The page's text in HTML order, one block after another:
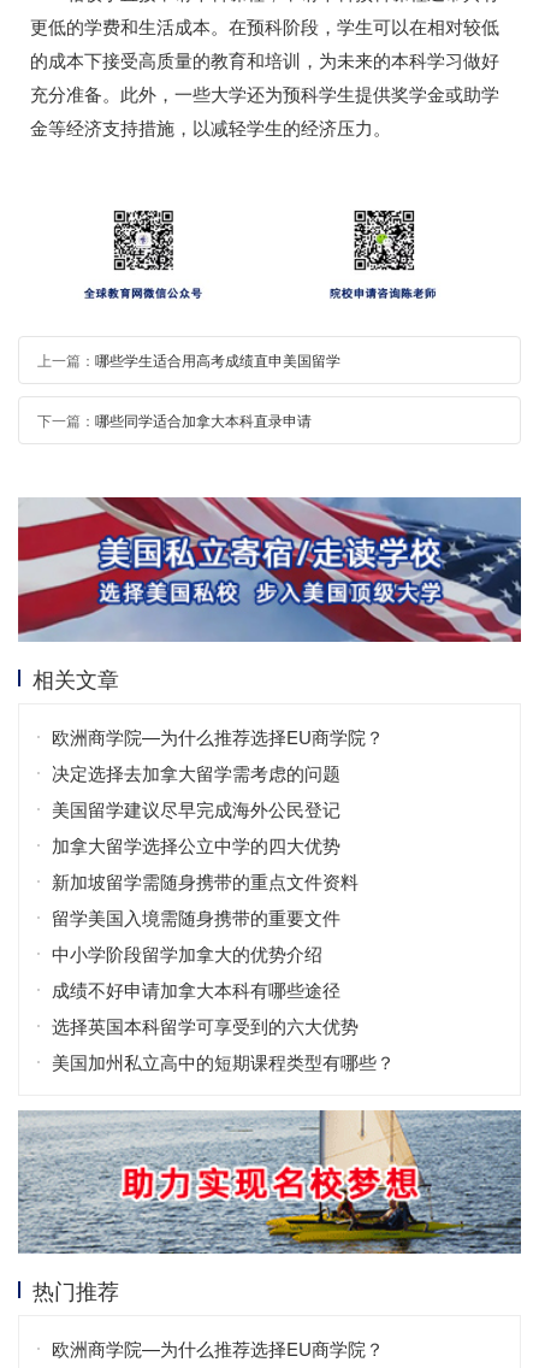
更低的学费和生活成本。在预科阶段，学生可以在相对较低
的成本下接受高质量的教育和培训，为未来的本科学习做好
充分准备。此外，一些大学还为预科学生提供奖学金或助学
金等经济支持措施，以减轻学生的经济压力。
上一篇： 哪些学生适合用高考成绩直申美国留学
下一篇： 哪些同学适合加拿大本科直录申请
相关文章
欧洲商学院—为什么推荐选择EU商学院？
决定选择去加拿大留学需考虑的问题
美国留学建议尽早完成海外公民登记
加拿大留学选择公立中学的四大优势
新加坡留学需随身携带的重点文件资料
留学美国入境需随身携带的重要文件
中小学阶段留学加拿大的优势介绍
成绩不好申请加拿大本科有哪些途径
选择英国本科留学可享受到的六大优势
美国加州私立高中的短期课程类型有哪些？
热门推荐
欧洲商学院—为什么推荐选择EU商学院？